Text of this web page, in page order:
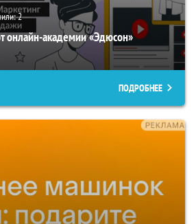
2
онлайн-академии «Эдюсон»
ПОДРОБНЕЕ